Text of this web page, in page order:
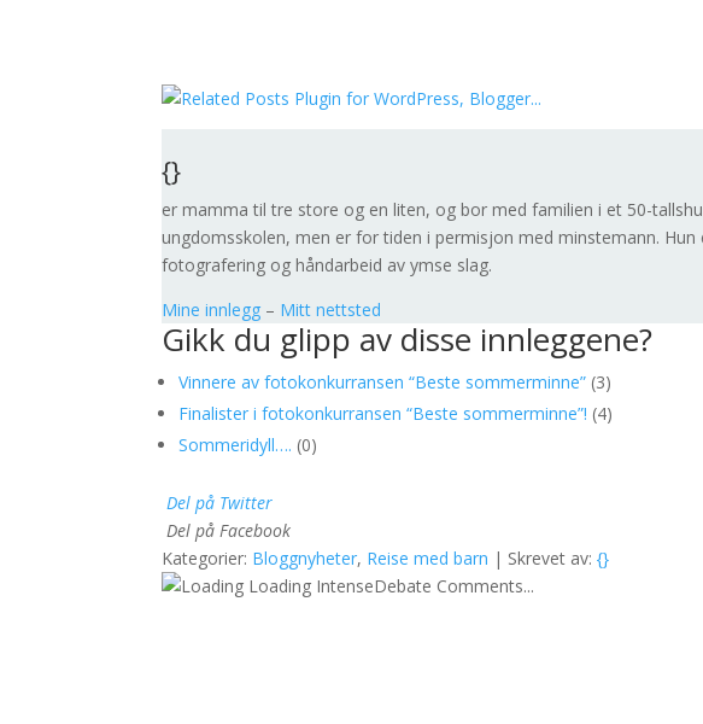
{}
er mamma til tre store og en liten, og bor med familien i et 50-
ungdomsskolen, men er for tiden i permisjon med minstemann.
fotografering og håndarbeid av ymse slag.
Mine innlegg – Mitt nettsted
Gikk du glipp av disse innleggene?
Vinnere av fotokonkurransen “Beste sommerminne” (3)
Finalister i fotokonkurransen “Beste sommerminne”! (4)
Sommeridyll…. (0)
Del på Twitter
Del på Facebook
Kategorier: Bloggnyheter, Reise med barn | Skrevet av:{}
Loading IntenseDebate Comments...